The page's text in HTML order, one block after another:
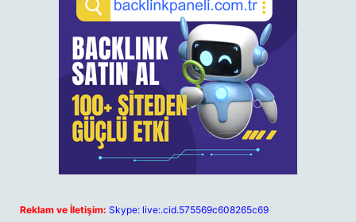
Reklam ve İletişim: Skype: live:.cid.575569c608265c69